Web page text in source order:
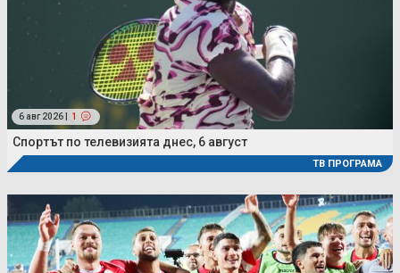
6 авг 2026 | 1
Спортът по телевизията днес, 6 август
ТВ ПРОГРАМА